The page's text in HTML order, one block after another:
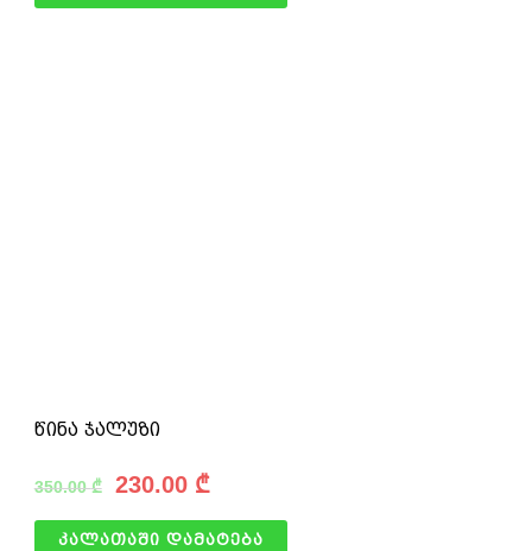
წინა ჯალუზი
350.00₾ 230.00 ₾
კალათაში დამატება